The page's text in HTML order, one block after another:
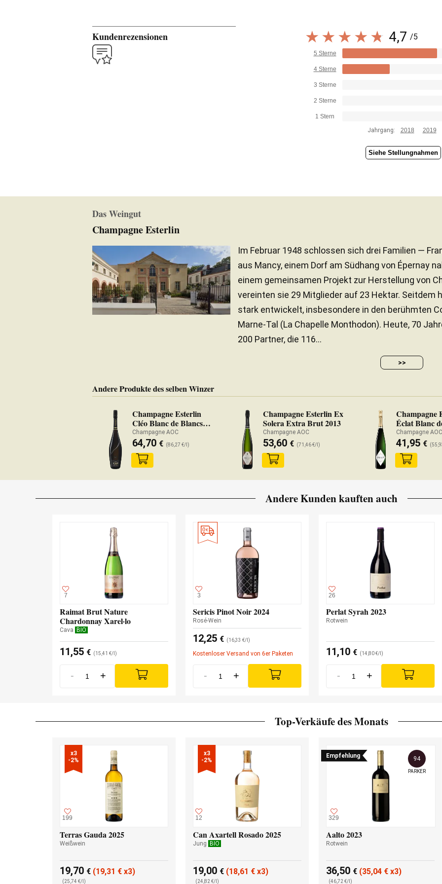
Kundenrezensionen 4,7 /5
5 Sterne
4 Sterne
3 Sterne
2 Sterne
1 Stern
Jahrgang:
2018 2019
Siehe Stellungnahmen
Das Weingut
Champagne Esterlin
Im Februar 1948 schlossen sich drei Familien —
aus Mancy, einem Dorf am Südhang von Épernay
einem gemeinsamen Projekt zur Herstellung von
vereinten sie 29 Mitglieder auf 23 Hektar. Seitdem
stark entwickelt, insbesondere in den berühmten
Marne-Tal (La Chapelle Monthodon). Heute, 70
200 Partner, die 116...
>>
Andere Produkte des selben Winzer
Champagne Esterlin
Cléo Blanc de Blancs
2012
Champagne AOC
64,70 € (86,27 €/l)
Champagne Esterlin Ex
Solera Extra Brut 2013
Champagne AOC
53,60 € (71,46 €/l)
Champagne
Éclat Blanc
2016
Champagne AOC
41,95 €
Andere Kunden kauften auch
7
Raimat Brut Nature
Chardonnay Xarel·lo
Cava BIO
11,55 € (15,41 €/l)
- +
3
Sericis Pinot Noir 2024
Rosé-Wein
12,25 € (16,33 €/l)
Kostenloser Versand von 6er Paketen
- +
26
Perlat Syrah 2023
Rotwein
11,10 € (14,80 €/l)
- +
Top-Verkäufe des Monats
x3
-2%
199
Terras Gauda 2025
Weißwein
19,70 € (19,31 € x3)
(25,74 €/l)
x3
-2%
12
Can Axartell Rosado 2025
Jung BIO
19,00 € (18,61 € x3)
(24,82 €/l)
Empfehlung
329
94
PARKER
Aalto 2023
Rotwein
36,50 € (35,04 € x3)
(46,72 €/l)